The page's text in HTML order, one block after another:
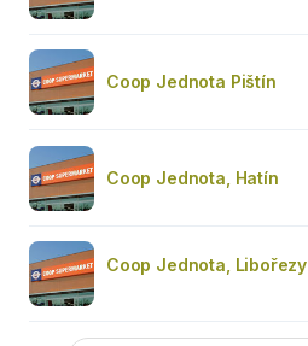
Coop Jednota Pištín
Coop Jednota, Hatín
Coop Jednota, Libořezy